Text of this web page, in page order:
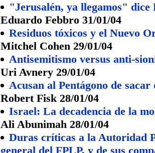
"Jerusalén, ya llegamos" dice
Eduardo Febbro 31/01/04
Residuos tóxicos y el Nuevo
Mitchel Cohen 29/01/04
Antisemitismo versus anti-
Uri Avnery 29/01/04
Acusan al Pentágono de
Robert Fisk 28/01/04
Israel: La decadencia de la
Ali Abunimah 28/01/04
Duras críticas a la Autoridad
general del FPLP, y de sus